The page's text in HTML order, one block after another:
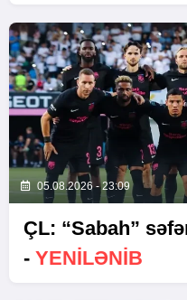
05.08.2026 - 23:09
ÇL: “Sabah”
- YENİLƏNİB